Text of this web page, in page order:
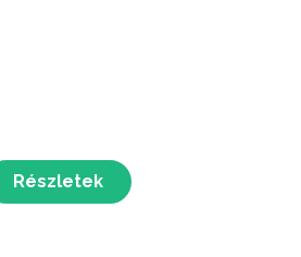
Részletek